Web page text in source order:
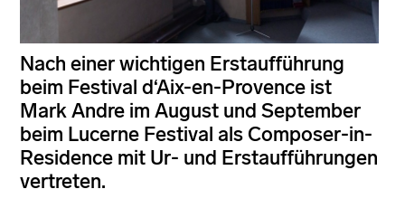
Nach einer wichtigen Erstaufführung
beim Festival d‘Aix-en-Provence ist
Mark Andre im August und September
beim Lucerne Festival als Composer-in-
Residence mit Ur- und Erstaufführungen
vertreten.